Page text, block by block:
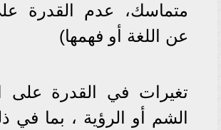
متماسك، عدم القدرة على
عن اللغة أو فهمها)
تغيرات في القدرة على
الشم أو الرؤية ، بما في